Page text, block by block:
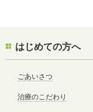
はじめての方へ
ごあいさつ
治療のこだわり